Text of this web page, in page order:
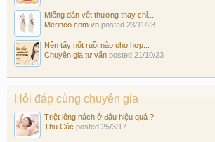
Miếng dán vết thương thay chỉ...
Merinco.com.vn posted 23/11/23
Nên tẩy nốt ruồi nào cho hợp...
Chuyên gia tư vấn posted 21/10/23
Hỏi đáp cùng chuyên gia
Triệt lông nách ở đâu hiệu quả ?
Thu Cúc posted 25/3/17